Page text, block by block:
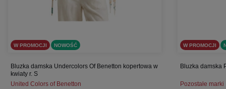
W PROMOCJI NOWOŚĆ
Bluzka damska Undercolors Of Benetton kopertowa w
kwiaty r. S
United Colors of Benetton
W PROMOCJI
Bluzka damska
Pozostałe marki